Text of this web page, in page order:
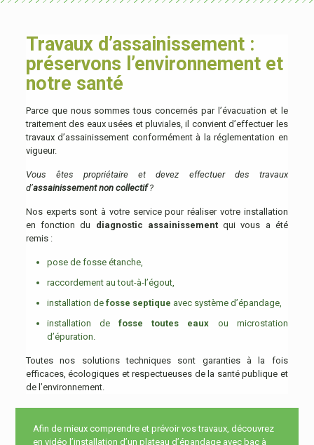
Travaux d’assainissement :
préservons l’environnement et
notre santé
Parce que nous sommes tous concernés par l’évacuation et le
traitement des eaux usées et pluviales, il convient d’effectuer les
travaux d’assainissement conformément à la réglementation en
vigueur.
Vous êtes propriétaire et devez effectuer des travaux
d’assainissement non collectif?
Nos experts sont à votre service pour réaliser votre installation
en fonction du diagnostic assainissementqui vous a été
remis :
pose de fosse étanche,
raccordement au tout-à-l’égout,
installation de fosse septique avec système d’épandage,
installation defosse toutes eaux ou microstation
d’épuration.
Toutes nos solutions techniques sont garanties à la fois
efficaces, écologiques et respectueuses de la santé publique et
de l’environnement.
Afin de mieux comprendre et prévoir vos travaux, découvrez
en vidéo l’installation d’un plateau d’épandage avec bac à